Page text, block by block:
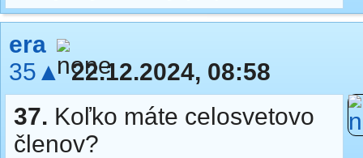
era
35▲ 22.12.2024, 08:58
37. Koľko máte celosvetovo
členov?